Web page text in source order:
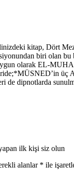
kitap, Dört
biri olan bu
olarak EL-
üç
de dipnotlarda
ilk kişi siz olun
alanlar * ile